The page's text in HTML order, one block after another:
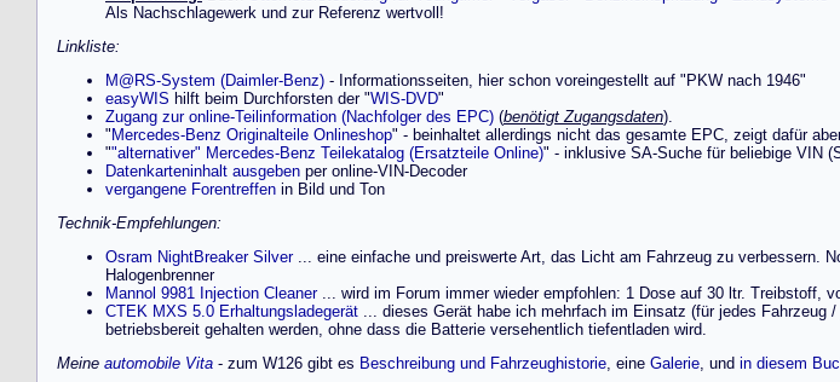
Als Nachschlagewerk und zur Referenz wertvoll!
Linkliste:
M@RS-System (Daimler-Benz) - Informationsseiten, hier schon voreingestellt auf "PKW nach 1946"
easyWIS hilft beim Durchforsten der "WIS-DVD"
Zugang zur online-Teilinformation (Nachfolger des EPC) (benötigt Zugangsdaten).
" Mercedes-Benz Originalteile Onlineshop" - beinhaltet allerdings nicht das gesamte EPC, zeigt dafür
""alternativer" Mercedes-Benz Teilekatalog (Ersatzteile Online)" - inklusive SA-Suche für beliebige VIN
Datenkarteninhalt ausgeben per online-VIN-Decoder
vergangene Forentreffen in Bild und Ton
Technik-Empfehlungen:
Osram NightBreaker Silver... eine einfache und preiswerte Art, das Licht am Fahrzeug zu verbessern.
Halogenbrenner
Mannol 9981 Injection Cleaner... wird im Forum immer wieder empfohlen: 1 Dose auf 30 ltr. Treibstoff,
CTEK MXS 5.0 Erhaltungsladegerät ... dieses Gerät habe ich mehrfach im Einsatz (für jedes Fahrzeug
betriebsbereit gehalten werden, ohne dass die Batterie versehentlich tiefentladen wird.
Meine automobile Vita - zum W126 gibt es Beschreibung und Fahrzeughistorie, eine Galerie, und in diesem